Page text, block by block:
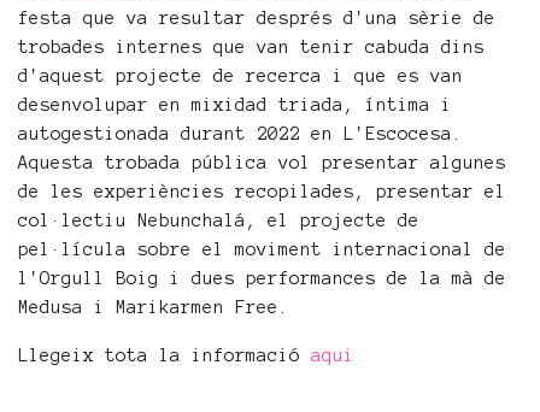
festa que va resultar després d'una sèrie de
trobades internes que van tenir cabuda dins
d'aquest projecte de recerca i que es van
desenvolupar en mixidad triada, íntima i
autogestionada durant 2022 en L'Escocesa.
Aquesta trobada pública vol presentar algunes
de les experiències recopilades, presentar el
col·lectiu Nebunchalá, el projecte de
pel·lícula sobre el moviment internacional de
l'Orgull Boig i dues performances de la mà de
Medusa i Marikarmen Free.
Llegeix tota la informació aqui